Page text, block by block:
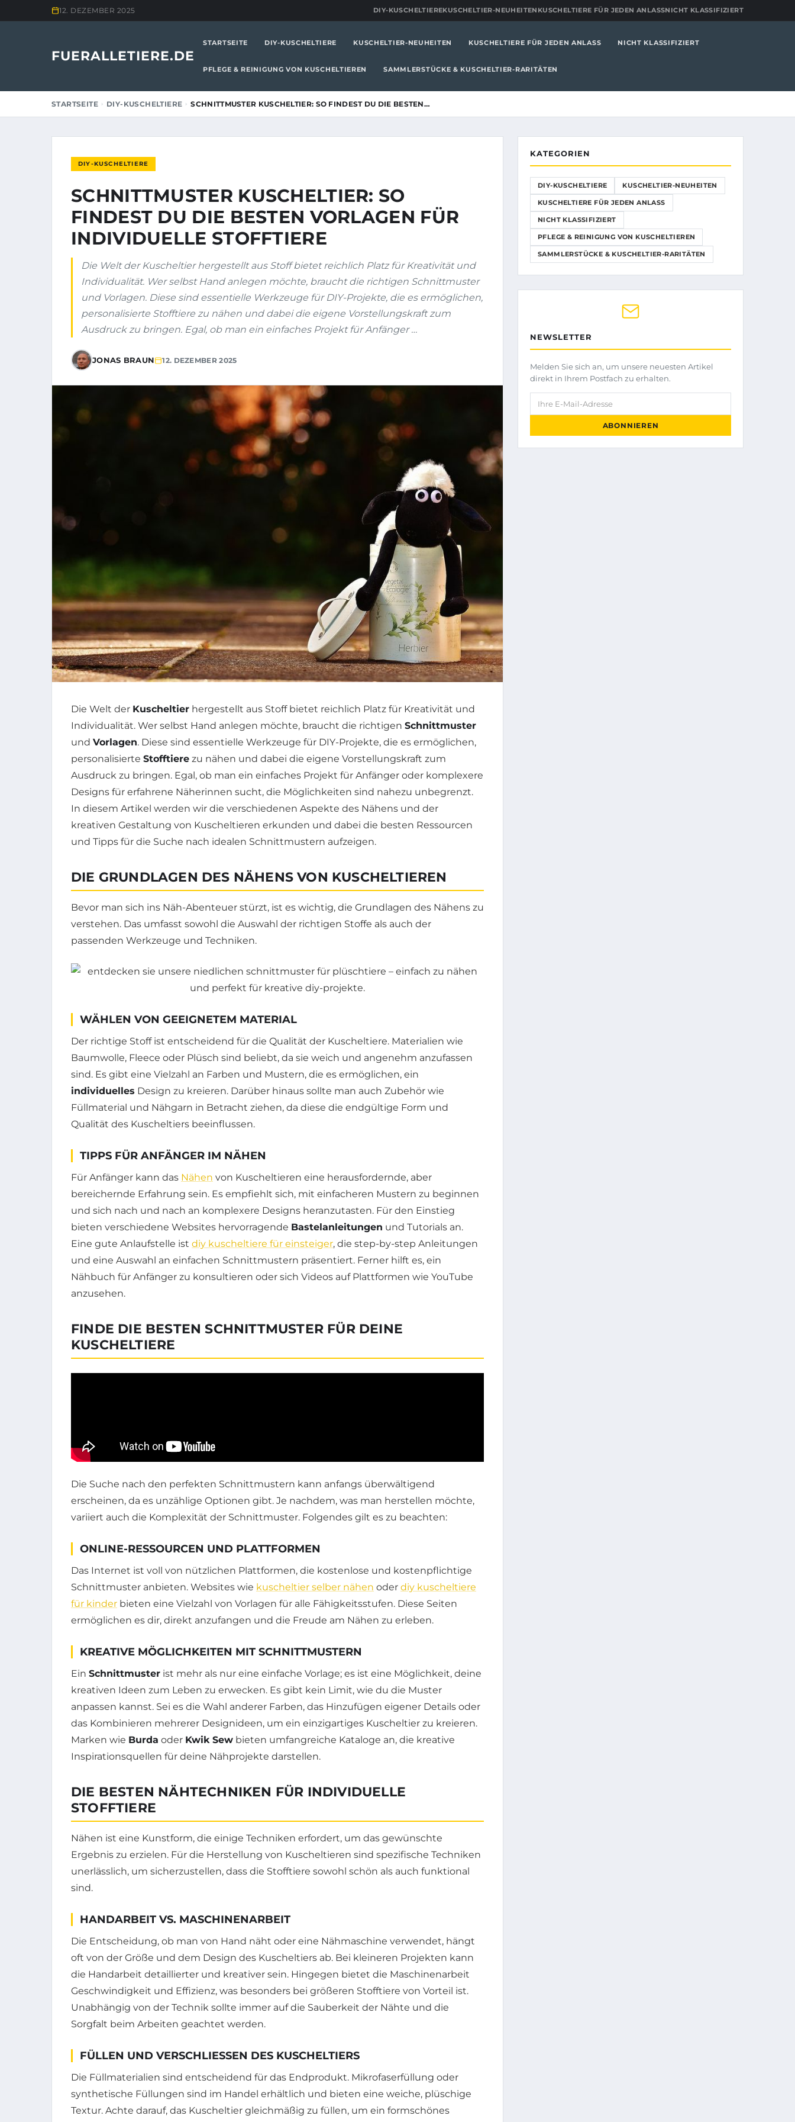
12. DEZEMBER 2025 DIY-KUSCHELTIEREKUSCHELTIER-NEUHEITEN KUSCHELTIERE FÜR JEDEN ANLASSNICHT KLASSIFIZIERT
FUERALLETIERE.DE
STARTSEITE DIY-KUSCHELTIERE KUSCHELTIER-NEUHEITEN KUSCHELTIERE FÜR JEDEN ANLASS NICHT KLASSIFIZIERT
PFLEGE & REINIGUNG VON KUSCHELTIEREN SAMMLERSTÜCKE & KUSCHELTIER-RARITÄTEN
STARTSEITE DIY-KUSCHELTIERE SCHNITTMUSTER KUSCHELTIER: SO FINDEST DU DIE BESTEN…
DIY-KUSCHELTIERE
SCHNITTMUSTER KUSCHELTIER: SO
FINDEST DU DIE BESTEN VORLAGEN FÜR
INDIVIDUELLE STOFFTIERE
Die Welt der Kuscheltier hergestellt aus Stoff bietet reichlich Platz für Kreativität und
Individualität. Wer selbst Hand anlegen möchte, braucht die richtigen Schnittmuster
und Vorlagen. Diese sind essentielle Werkzeuge für DIY-Projekte, die es ermöglichen,
personalisierte Stofftiere zu nähen und dabei die eigene Vorstellungskraft zum
Ausdruck zu bringen. Egal, ob man ein einfaches Projekt für Anfänger …
JONAS BRAUN 12. DEZEMBER 2025
Die Welt der Kuscheltier hergestellt aus Stoff bietet reichlich Platz für Kreativität und
Individualität. Wer selbst Hand anlegen möchte, braucht die richtigen Schnittmuster
und Vorlagen. Diese sind essentielle Werkzeuge für DIY-Projekte, die es ermöglichen,
personalisierte Stofftiere zu nähen und dabei die eigene Vorstellungskraft zum
Ausdruck zu bringen. Egal, ob man ein einfaches Projekt für Anfänger oder komplexere
Designs für erfahrene Näherinnen sucht, die Möglichkeiten sind nahezu unbegrenzt.
In diesem Artikel werden wir die verschiedenen Aspekte des Nähens und der
kreativen Gestaltung von Kuscheltieren erkunden und dabei die besten Ressourcen
und Tipps für die Suche nach idealen Schnittmustern aufzeigen.
DIE GRUNDLAGEN DES NÄHENS VON KUSCHELTIEREN
Bevor man sich ins Näh-Abenteuer stürzt, ist es wichtig, die Grundlagen des Nähens zu
verstehen. Das umfasst sowohl die Auswahl der richtigen Stoffe als auch der
passenden Werkzeuge und Techniken.
WÄHLEN VON GEEIGNETEM MATERIAL
Der richtige Stoff ist entscheidend für die Qualität der Kuscheltiere. Materialien wie
Baumwolle, Fleece oder Plüsch sind beliebt, da sie weich und angenehm anzufassen
sind. Es gibt eine Vielzahl an Farben und Mustern, die es ermöglichen, ein
individuelles Design zu kreieren. Darüber hinaus sollte man auch Zubehör wie
Füllmaterial und Nähgarn in Betracht ziehen, da diese die endgültige Form und
Qualität des Kuscheltiers beeinflussen.
TIPPS FÜR ANFÄNGER IM NÄHEN
Für Anfänger kann das Nähen von Kuscheltieren eine herausfordernde, aber
bereichernde Erfahrung sein. Es empfiehlt sich, mit einfacheren Mustern zu beginnen
und sich nach und nach an komplexere Designs heranzutasten. Für den Einstieg
bieten verschiedene Websites hervorragende Bastelanleitungen und Tutorials an.
Eine gute Anlaufstelle ist diy kuscheltiere für einsteiger, die step-by-step Anleitungen
und eine Auswahl an einfachen Schnittmustern präsentiert. Ferner hilft es, ein
Nähbuch für Anfänger zu konsultieren oder sich Videos auf Plattformen wie YouTube
anzusehen.
FINDE DIE BESTEN SCHNITTMUSTER FÜR DEINE
KUSCHELTIERE
Die Suche nach den perfekten Schnittmustern kann anfangs überwältigend
erscheinen, da es unzählige Optionen gibt. Je nachdem, was man herstellen möchte,
variiert auch die Komplexität der Schnittmuster. Folgendes gilt es zu beachten:
ONLINE-RESSOURCEN UND PLATTFORMEN
Das Internet ist voll von nützlichen Plattformen, die kostenlose und kostenpflichtige
Schnittmuster anbieten. Websites wie kuscheltier selber nähen oder diy kuscheltiere
für kinder bieten eine Vielzahl von Vorlagen für alle Fähigkeitsstufen. Diese Seiten
ermöglichen es dir, direkt anzufangen und die Freude am Nähen zu erleben.
KREATIVE MÖGLICHKEITEN MIT SCHNITTMUSTERN
Ein Schnittmuster ist mehr als nur eine einfache Vorlage; es ist eine Möglichkeit, deine
kreativen Ideen zum Leben zu erwecken. Es gibt kein Limit, wie du die Muster
anpassen kannst. Sei es die Wahl anderer Farben, das Hinzufügen eigener Details oder
das Kombinieren mehrerer Designideen, um ein einzigartiges Kuscheltier zu kreieren.
Marken wie Burda oder Kwik Sew bieten umfangreiche Kataloge an, die kreative
Inspirationsquellen für deine Nähprojekte darstellen.
DIE BESTEN NÄHTECHNIKEN FÜR INDIVIDUELLE
STOFFTIERE
Nähen ist eine Kunstform, die einige Techniken erfordert, um das gewünschte
Ergebnis zu erzielen. Für die Herstellung von Kuscheltieren sind spezifische Techniken
unerlässlich, um sicherzustellen, dass die Stofftiere sowohl schön als auch funktional
sind.
HANDARBEIT VS. MASCHINENARBEIT
Die Entscheidung, ob man von Hand näht oder eine Nähmaschine verwendet, hängt
oft von der Größe und dem Design des Kuscheltiers ab. Bei kleineren Projekten kann
die Handarbeit detaillierter und kreativer sein. Hingegen bietet die Maschinenarbeit
Geschwindigkeit und Effizienz, was besonders bei größeren Stofftiere von Vorteil ist.
Unabhängig von der Technik sollte immer auf die Sauberkeit der Nähte und die
Sorgfalt beim Arbeiten geachtet werden.
FÜLLEN UND VERSCHLIESSEN DES KUSCHELTIERS
Die Füllmaterialien sind entscheidend für das Endprodukt. Mikrofaserfüllung oder
synthetische Füllungen sind im Handel erhältlich und bieten eine weiche, plüschige
Textur. Achte darauf, das Kuscheltier gleichmäßig zu füllen, um ein formschönes
KATEGORIEN
DIY-KUSCHELTIERE KUSCHELTIER-NEUHEITEN
KUSCHELTIERE FÜR JEDEN ANLASS
NICHT KLASSIFIZIERT
PFLEGE & REINIGUNG VON KUSCHELTIEREN
SAMMLERSTÜCKE & KUSCHELTIER-RARITÄTEN
NEWSLETTER
Melden Sie sich an, um unsere neuesten Artikel
direkt in Ihrem Postfach zu erhalten.
Ihre E-Mail-Adresse
ABONNIEREN